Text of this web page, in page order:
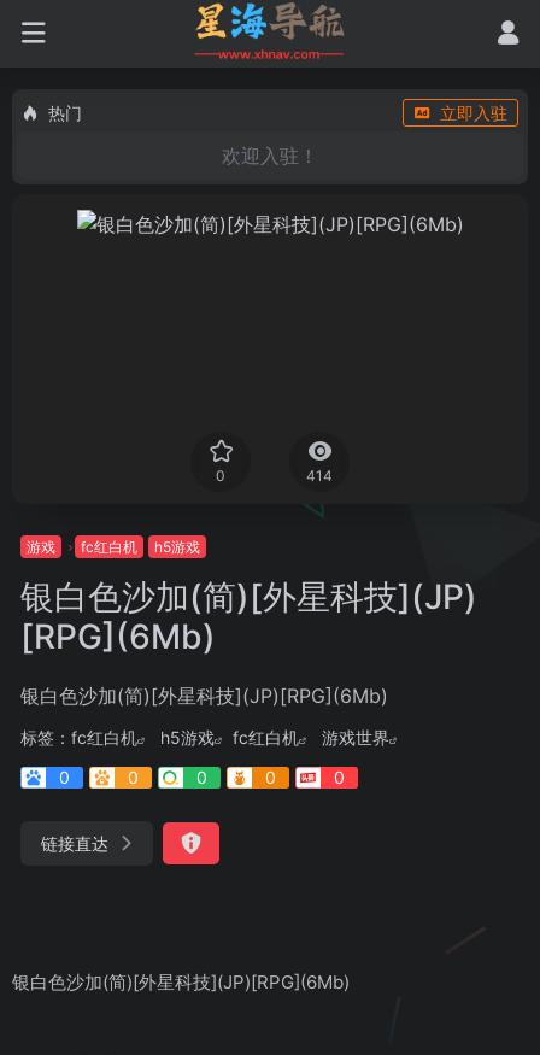
热门 立即入驻
欢迎入驻！
0 414
游戏 fc红白机 h5游戏
银白色沙加(简)[外星科技](JP)
[RPG](6Mb)
银白色沙加(简)[外星科技](JP)[RPG](6Mb)
标签： fc红白机 h5游戏 fc红白机
游戏世界
0
0 0 0 0
链接直达
银白色沙加(简)[外星科技](JP)[RPG](6Mb)